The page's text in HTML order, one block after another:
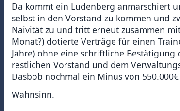
Da kommt ein Ludenberg anmarschiert
selbst in den Vorstand zu kommen und
Naivität zu und tritt erneut zusammen
Monat?) dotierte Verträge für einen
Jahre) ohne eine schriftliche
restlichen Vorstand und dem
Dasbob nochmal ein Minus von
Wahnsinn.